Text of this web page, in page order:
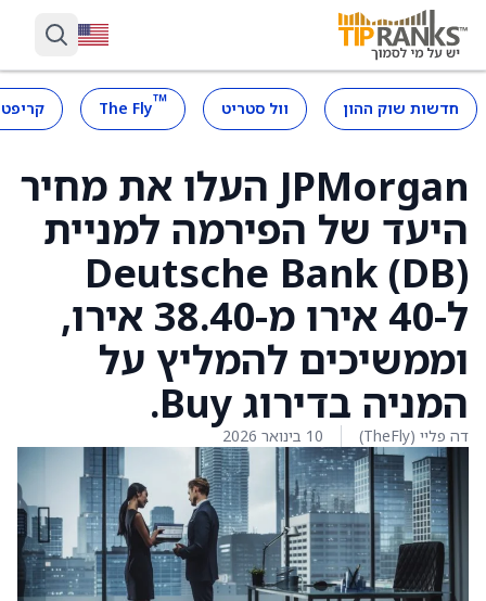
חדשות שוק ההון וול סטריט ™
The Fly
JPMorgan העלו את מחיר
היעד של הפירמה למניית
Deutsche Bank (DB)
ל-40 אירו מ-38.40 אירו,
וממשיכים להמליץ על
המניה בדירוג Buy.
דה פליי (TheFly) 10 בינואר 2026